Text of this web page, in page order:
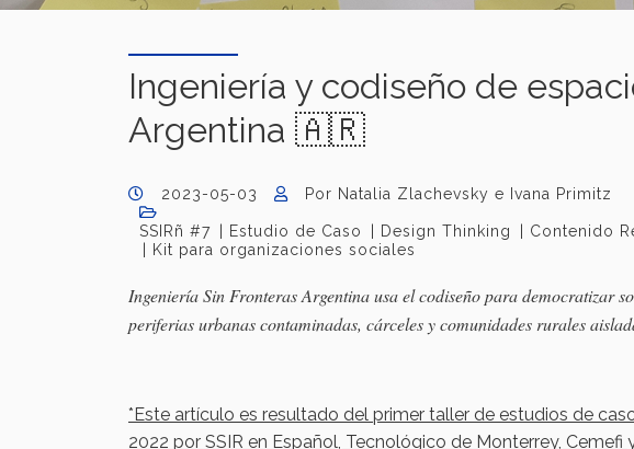
Ingeniería y codiseño de
Argentina 🇦🇷
2023-05-03 Por Natalia Zlachevsky e Ivana Primitz
SSIRñ #7 Estudio de Caso Design Thinking Contenido
Kit para organizaciones sociales
Ingeniería Sin Fronteras Argentina usa el codiseño para democratizar
periferias urbanas contaminadas, cárceles y comunidades rurales
*Este artículo es resultado del primer taller de estudios de
2022 por SSIR en Español, Tecnológico de Monterrey, Cemefi